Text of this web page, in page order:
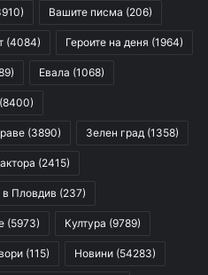
Вашите писма (206)
(4084) Героите на деня (1964)
Евала (1068)
(8400)
(3890) Зелен град (1358)
(2415)
Пловдив (237)
(5973) Култура (9789)
(115) Новини (54283)